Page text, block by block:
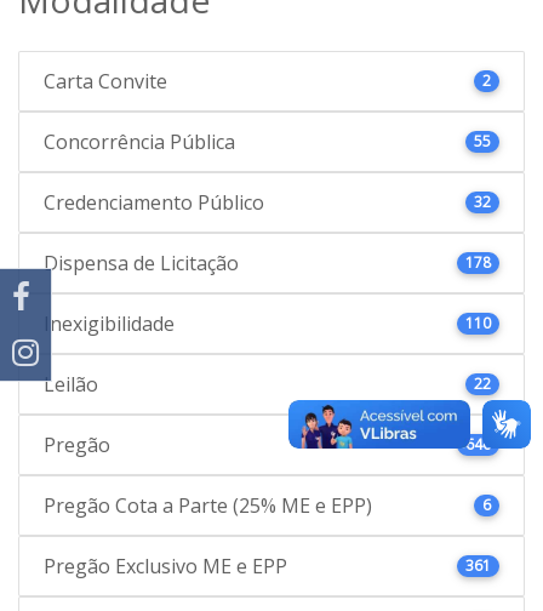
Carta Convite 2
Concorrência Pública 55
Credenciamento Público 32
Dispensa de Licitação 178
Inexigibilidade 110
Leilão 22
Pregão 646
Pregão Cota a Parte (25% ME e EPP) 6
Pregão Exclusivo ME e EPP 361